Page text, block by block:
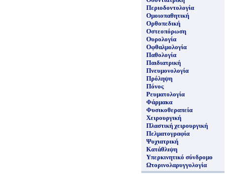
Περιοδοντολογία
Ομοιοπαθητική
Ορθοπεδική
Οστεοπόρωση
Ουρολογία
Οφθαλμολογία
Παθολογία
Παιδιατρική
Πνευμονολογία
Πρόληψη
Πόνος
Ρευματολογία
Φάρμακα
Φυσικοθεραπεία
Χειρουργική
Πλαστική χειρουργική
Πελματογραφία
Ψυχιατρική
Κατάθλιψη
Υπερκινητικό σύνδρομο
Ωτορινολαρυγγολογία